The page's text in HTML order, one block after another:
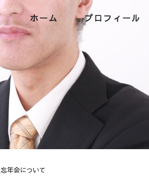
ホーム プロフィール
忘年会について